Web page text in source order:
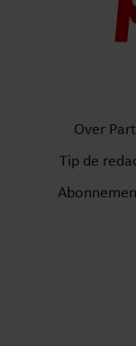
Over
Tip de